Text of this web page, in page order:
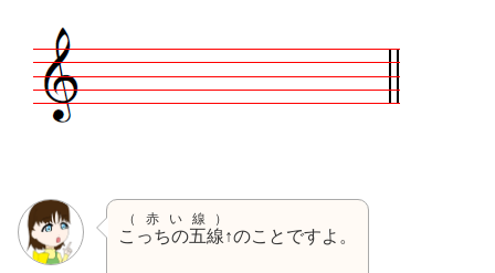
こっちの五線↑
（赤い線）
のことですよ。